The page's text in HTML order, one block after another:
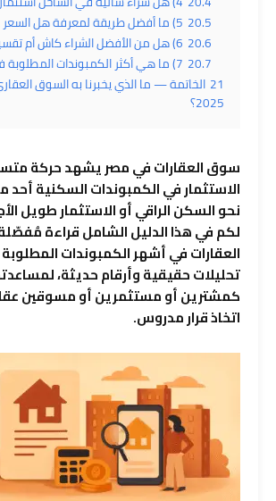
20.5 5) ما أفضل طريقة لمعرفة هل السعر عادل أم لا؟
20.6 6) هل من الأفضل الشراء كاش أم تقسيط؟
20.7 7) ما هي أكثر الكمبوندات المطلوبة في مصر؟
21 الخاتمة — ما الذي يخبرنا به السوق
2025؟
سوقالعقاراتفي مصر يشهد حركة
الاستثمارفي الكمبوندات السكنية أحد
نحو السكن الراقي أوالاستثمارطويل
لكم في هذا الدليل الشامل قراءة
العقاراتفي أشهر الكمبوندات
تحليلات حقيقية وأرقام حديثة،
كمشترين أو مستثمرين أو مسوقين
اتخاذ قرار مدروس.